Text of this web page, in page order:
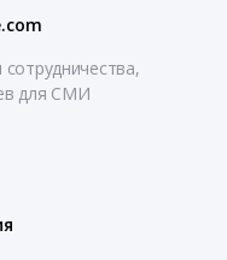
для СМИ